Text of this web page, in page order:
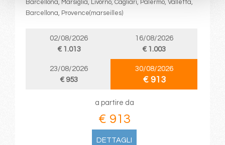
Barcellona, Marsiglia, Livorno, Cagliari, Palermo, Valletta,
Barcellona, Provence(marseilles)
02/08/2026
€ 1.013
16/08/2026
€ 1.003
23/08/2026
€ 953
30/08/2026
€ 913
a partire da
€ 913
DETTAGLI